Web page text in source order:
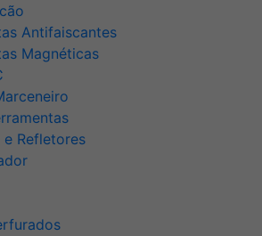
Antifaiscantes
Magnéticas
e Refletores